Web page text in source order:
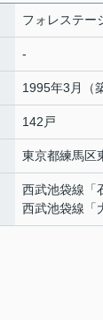
フォレステー
-
1995年3月（
142戸
東京都練馬区
西武池袋線 「
西武池袋線 「